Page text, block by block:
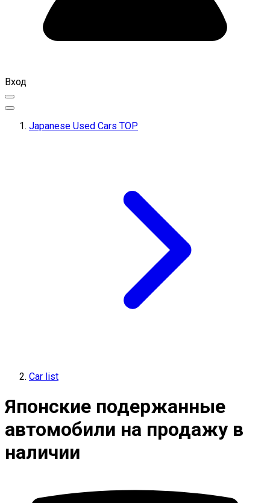
Вход
Japanese Used Cars TOP
Car list
Японские подержанные
автомобили на продажу в
наличии